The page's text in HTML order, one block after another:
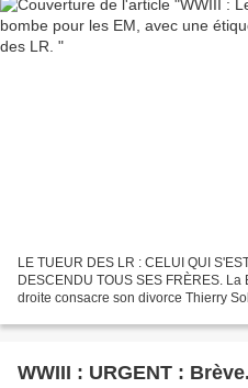
LE TUEUR DES LR : CELUI QUI
DESCENDU TOUS SES FRÈRES.
droite consacre son divorce Thierry
WWIII : URGENT :